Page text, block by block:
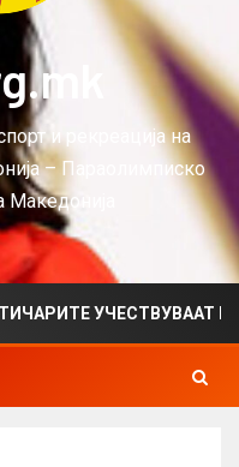
и рекреација на
– Параолимписко
УЧЕСТВУВААТ НА